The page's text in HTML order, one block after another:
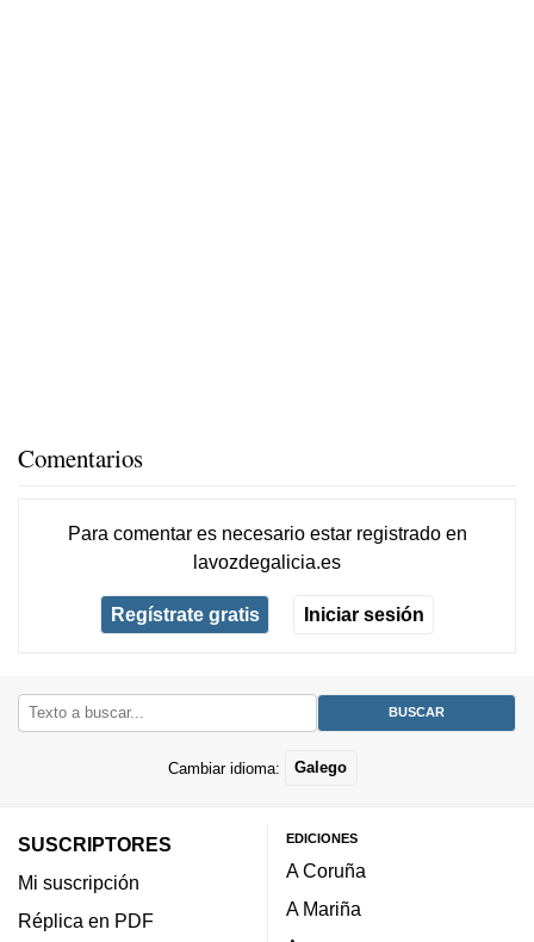
Comentarios
Para comentar es necesario estar registradoen
lavozdegalicia.es
Regístrate gratis Iniciar sesión
Cambiar idioma: Galego
SUSCRIPTORES
Mi suscripción
Réplica en PDF
EDICIONES
A Coruña
A Mariña